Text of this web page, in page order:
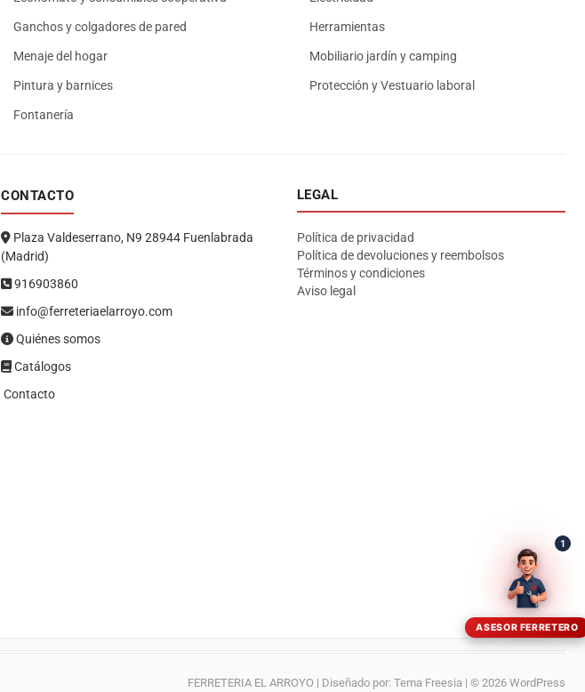
Ganchos y colgadores de pared Herramientas
Menaje del hogar Mobiliario jardín y camping
Pintura y barnices Protección y Vestuario laboral
Fontanería
CONTACTO
Plaza Valdeserrano, N9 28944 Fuenlabrada
(Madrid)
916903860
info@ferreteriaelarroyo.com
Quiénes somos
Catálogos
Contacto
LEGAL
Política de privacidad
Política de devoluciones y reembolsos
Términos y condiciones
Aviso legal
FERRETERIA EL ARROYO | Diseñado por: Tema Freesia | © 2026 WordPress
ASESOR FERRETERO
1
Asesor El Arroyo
En línea · responde en segundos
WhatsApp